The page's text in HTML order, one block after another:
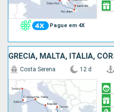
Pague em 4X
Costa Serena 12 d